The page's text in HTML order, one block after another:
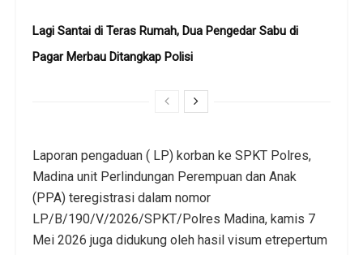
Lagi Santai di Teras Rumah, Dua Pengedar Sabu di
Pagar Merbau Ditangkap Polisi
Laporan pengaduan ( LP) korban ke SPKT Polres,
Madina unit Perlindungan Perempuan dan Anak
(PPA) teregistrasi dalam nomor
LP/B/190/V/2026/SPKT/Polres Madina, kamis 7
Mei 2026 juga didukung oleh hasil visum etrepertum